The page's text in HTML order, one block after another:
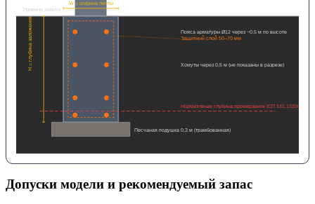
Уровень земли
Защитный слой 50–70 мм
Пояса арматуры Ø12 через ~0,5 м по высоте
Хомуты через 0,5 м (не показаны в разрезе)
Песчаная подушка 0,3 м (трамбованная)
Нормативная глубина промерзания (СП 131.13330)
W = ширина ленты
H = глубина заложения
Допуски модели и рекомендуемый запас